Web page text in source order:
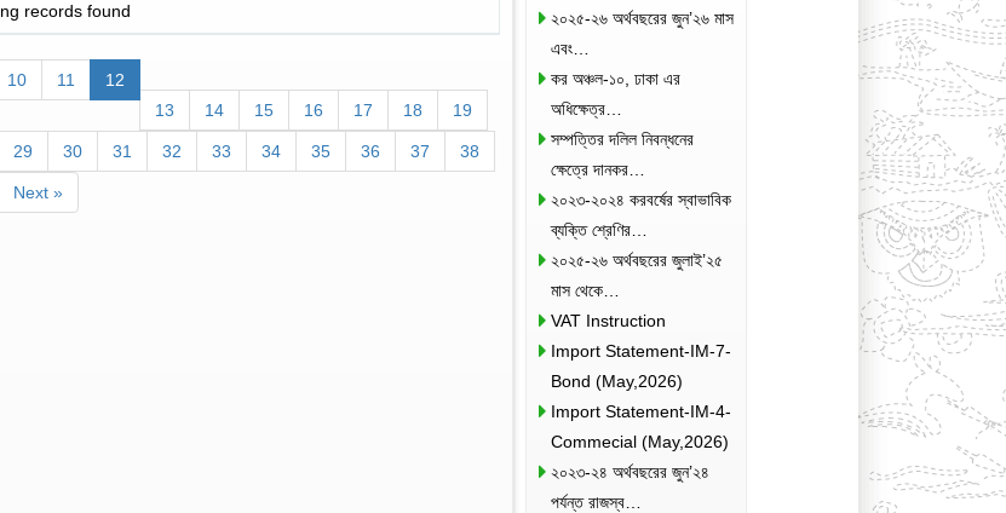
records found
10 11
12
13
14 15 16 17 18 19
29 30 31 32 33 34 35 36 37 38
Next »
২০২৫-২৬ অর্থবছরের জুন’২৬ মাস
এবং…
কর অঞ্চল-১০, ঢাকা এর
অধিক্ষেত্র…
সম্পত্তির দলিল নিবন্ধনের
ক্ষেত্রে দানকর…
২০২৩-২০২৪ করবর্ষের স্বাভাবিক
ব্যক্তি শ্রেণির…
২০২৫-২৬ অর্থবছরের জুলাই’২৫
মাস থেকে…
VAT Instruction
Import Statement-IM-7-
Bond (May,2026)
Import Statement-IM-4-
Commecial (May,2026)
২০২৩-২৪ অর্থবছরের জুন’২৪
পর্যন্ত রাজস্ব…